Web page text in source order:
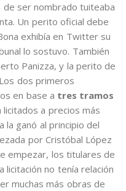
de ser nombrado tuiteaba
Un perito oficial debe
exhibía en Twitter su
lo sostuvo. También
Panizza, y la perito de
dos primeros
en base a tres tramos
a precios más
la ganó al principio del
por Cristóbal López
empezar, los titulares de
licitación no tenía relación
muchas más obras de